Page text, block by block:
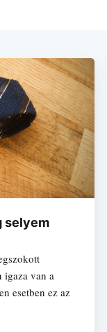
selyem
igaza van a
esetben ez az